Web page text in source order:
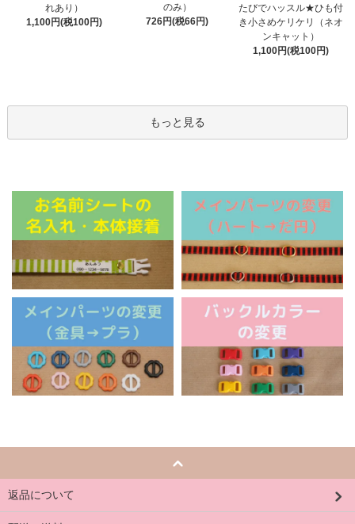
れあり）
1,100円(税100円)
のみ）
726円(税66円)
たびでハッスル★ひも付
き小さめケリケリ（ネオ
ンキャット）
1,100円(税100円)
もっと見る
返品について